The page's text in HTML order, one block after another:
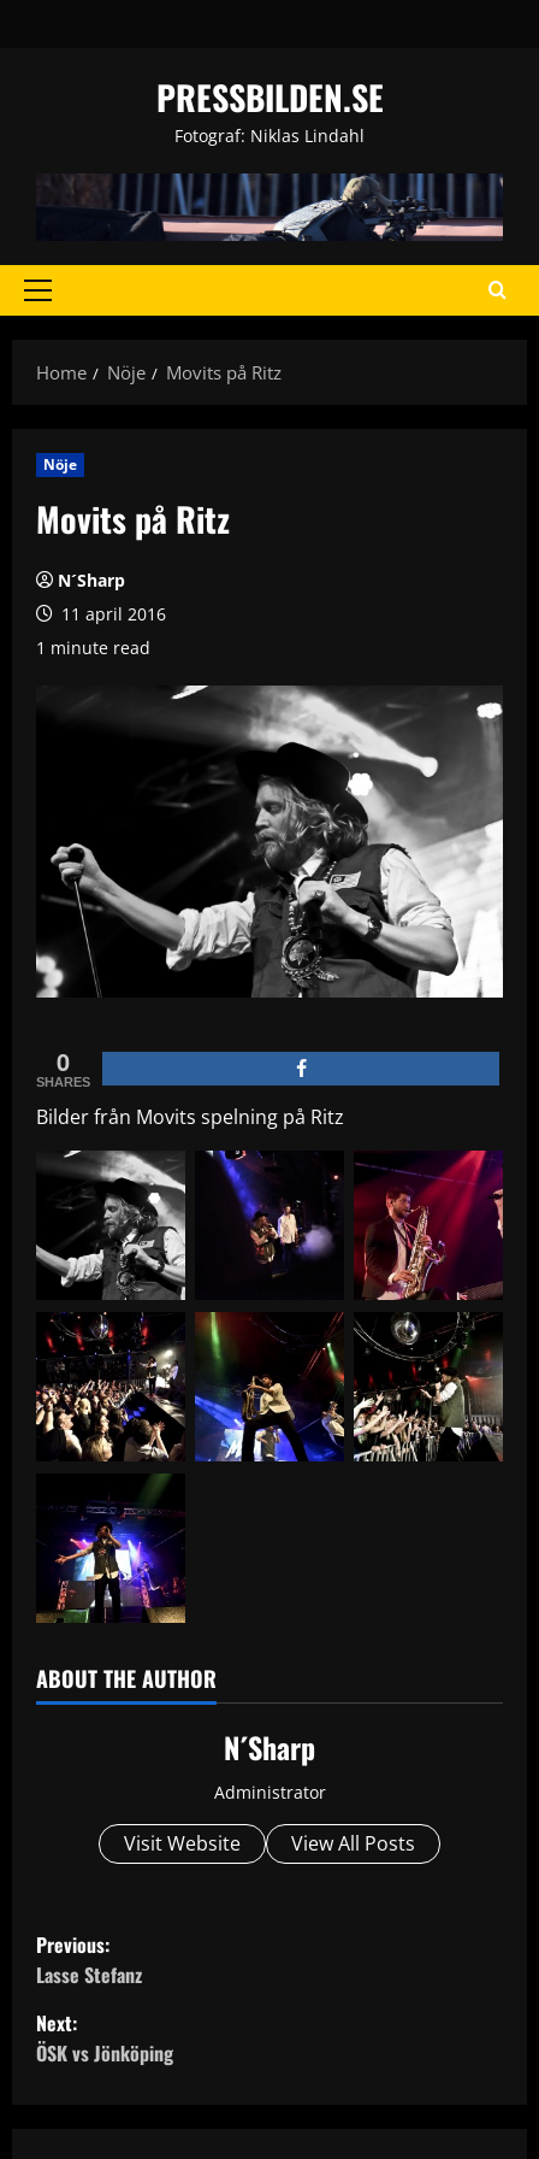
PRESSBILDEN.SE
Fotograf: Niklas Lindahl
Primary
Home
Nöje Movits på Ritz
Nöje
Movits på Ritz
N´Sharp
11 april 2016
1 minute read
0
SHARES
Bilder från Movits spelning på Ritz
ABOUT THE AUTHOR
N´Sharp
Administrator
Visit Website View All Posts
P
o
s
Previous:
Lasse Stefanz
Next:
ÖSK vs Jönköping